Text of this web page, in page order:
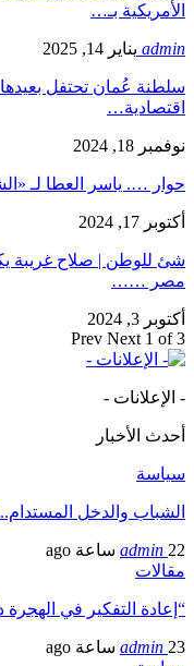
الأمريكية بـ…
admin يناير 14, 2025
اقتصادية…
نوفمبر 18, 2024
حوار …. ياسر العطا لـ
أكتوبر 17, 2024
شئ للوطن | صلاح غريبة
مصر ……
أكتوبر 3, 2024
Prev Next 1 of 3
- الإعلانات -
أحدث الأخبار
سياسة
الشباب والدخل
admin 22 ساعة ago
مقالات
“إعادة التفكير في
admin 23 ساعة ago